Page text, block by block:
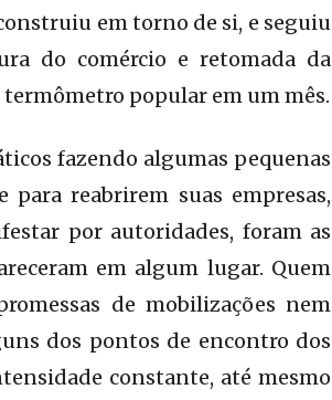
em torno de si, e seguiu
do comércio e retomada da
termômetro popular em um mês.
fazendo algumas pequenas
reabrirem suas empresas,
por autoridades, foram as
em algum lugar. Quem
de mobilizações nem
dos pontos de encontro dos
constante, até mesmo